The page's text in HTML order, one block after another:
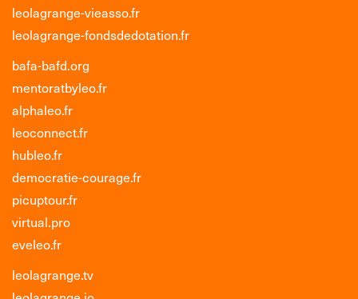
leolagrange-vieasso.fr
leolagrange-fondsdedotation.fr
bafa-bafd.org
mentoratbyleo.fr
alphaleo.fr
leoconnect.fr
hubleo.fr
democratie-courage.fr
picuptour.fr
virtual.pro
eveleo.fr
leolagrange.tv